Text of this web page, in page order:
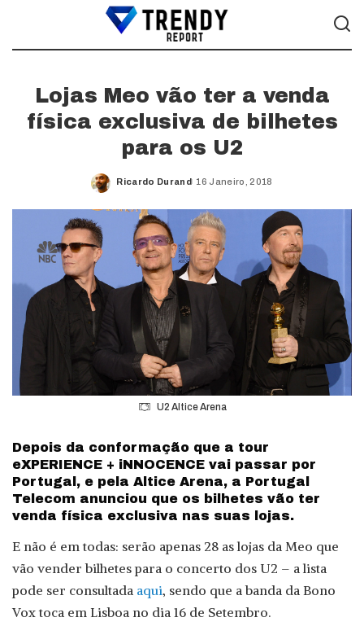
Lojas Meo vão ter a venda
física exclusiva de bilhetes
para os U2
Posted
Ricardo Durand 16 Janeiro, 2018
U2 Altice Arena
Depois da conformação que a tour
eXPERIENCE + iNNOCENCE vai passar por
Portugal, e pela Altice Arena, a Portugal
Telecom anunciou que os bilhetes vão ter
venda física exclusiva nas suas lojas.
E não é em todas: serão apenas 28 as lojas da Meo que
vão vender bilhetes para o concerto dos U2 – a lista
pode ser consultada aqui, sendo que a banda da Bono
Vox toca em Lisboa no dia 16 de Setembro.